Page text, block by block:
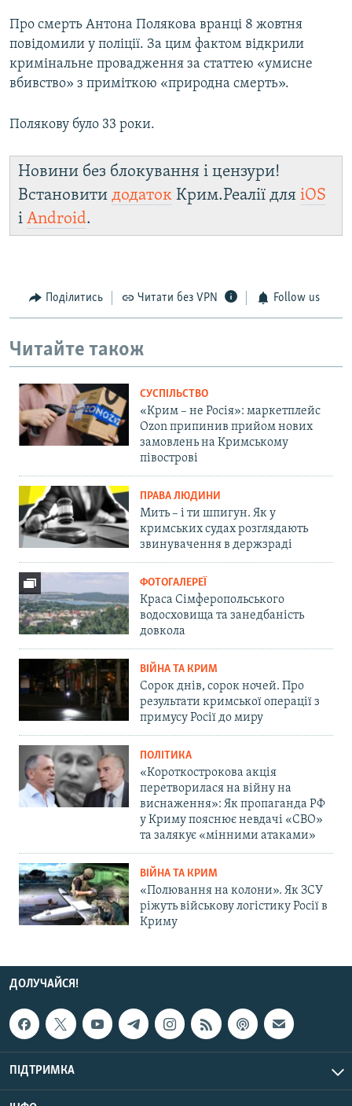
Про смерть Антона Полякова вранці 8 жовтня
повідомили у поліції. За цим фактом відкрили
кримінальне провадження за статтею «умисне
вбивство» з приміткою «природна смерть».
Полякову було 33 роки.
Новини без блокування і цензури!
Встановити додаток Крим.Реалії для iOS
і Android.
Поділитись Читати без VPN Follow us
Читайте також
СУСПІЛЬСТВО
«Крим – не Росія»: маркетплейс
Ozon припинив прийом нових
замовлень на Кримському
півострові
ПРАВА ЛЮДИНИ
Мить – і ти шпигун. Як у
кримських судах розглядають
звинувачення в держзраді
ФОТОГАЛЕРЕЇ
Краса Сімферопольського
водосховища та занедбаність
довкола
ВІЙНА ТА КРИМ
Сорок днів, сорок ночей. Про
результати кримської операції з
примусу Росії до миру
ПОЛІТИКА
«Короткострокова акція
перетворилася на війну на
виснаження»: Як пропаганда РФ
у Криму пояснює невдачі «СВО»
та залякує «мінними атаками»
ВІЙНА ТА КРИМ
«Полювання на колони». Як ЗСУ
ріжуть військову логістику Росії в
Криму
ДОЛУЧАЙСЯ!
ПІДТРИМКА